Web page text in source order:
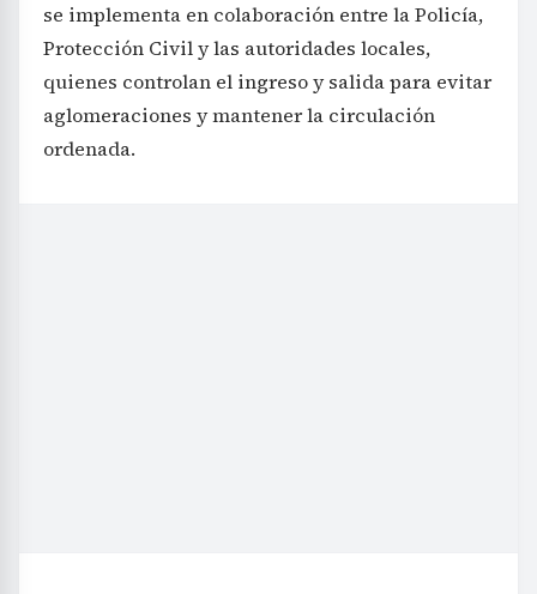
se implementa en colaboración entre la Policía,
Protección Civil y las autoridades locales,
quienes controlan el ingreso y salida para evitar
aglomeraciones y mantener la circulación
ordenada.